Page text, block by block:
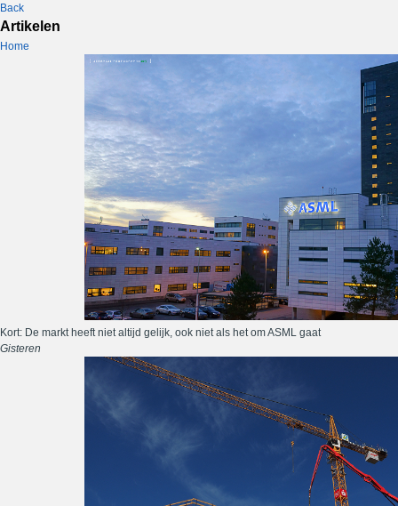
Back
Artikelen
Home
Kort: De markt heeft niet altijd gelijk, ook niet als het om ASML gaat
Gisteren